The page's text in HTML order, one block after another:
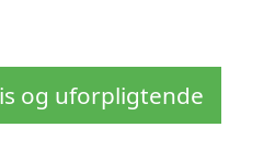
og uforpligtende